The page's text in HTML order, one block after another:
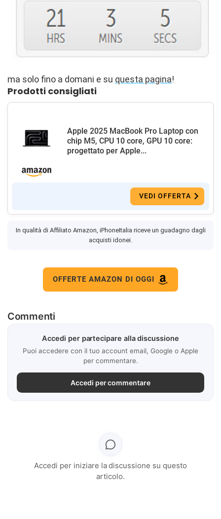
ma solo fino a domani e su questa pagina!
Prodotti consigliati
Apple 2025 MacBook Pro Laptop con
chip M5, CPU 10 core, GPU 10 core:
progettato per Apple...
VEDI OFFERTA
In qualità di Affiliato Amazon, iPhoneItalia riceve un guadagno dagli
acquisti idonei.
OFFERTE AMAZON DI OGGI
Commenti
Accedi per partecipare alla discussione
Puoi accedere con il tuo account email, Google o Apple
per commentare.
Accedi per commentare
Accedi per iniziare la discussione su questo
articolo.